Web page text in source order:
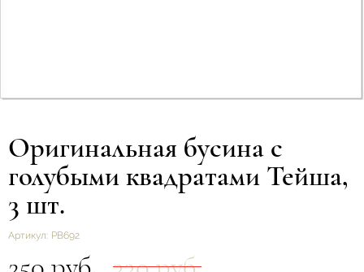
Оригинальная бусина с
голубыми квадратами Тейша,
3 шт.
Артикул: РВ692